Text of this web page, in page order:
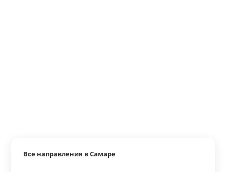
Все направления в Самаре